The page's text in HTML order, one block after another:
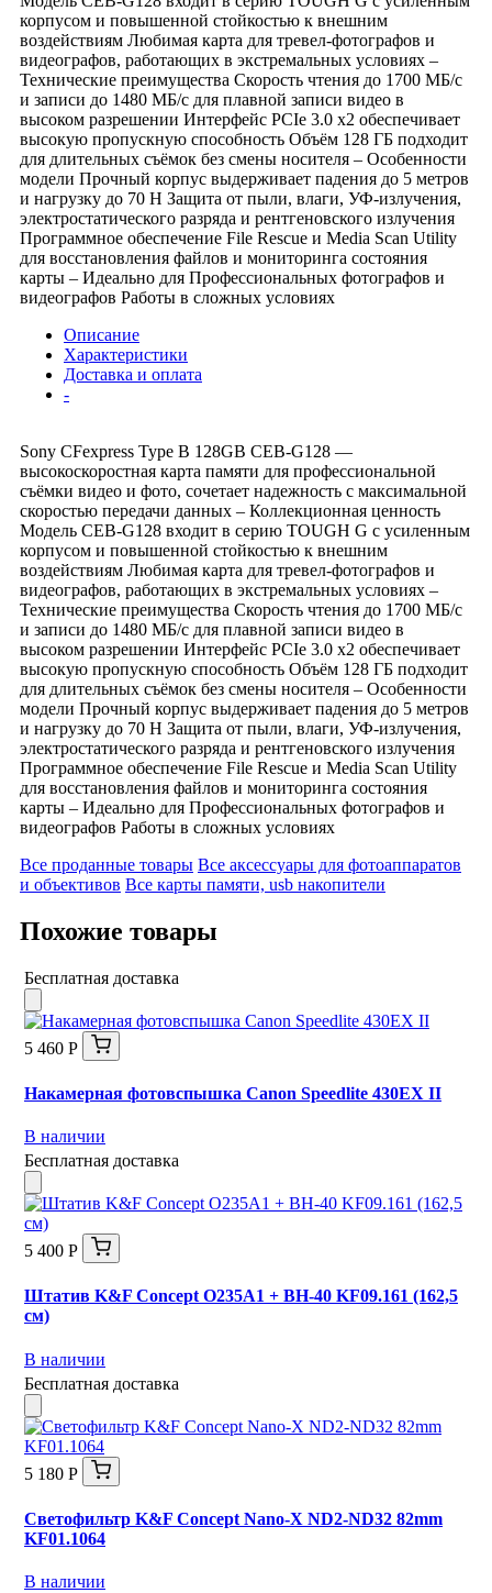
корпусом и повышенной стойкостью к внешним
воздействиям Любимая карта для тревел-фотографов и
видеографов, работающих в экстремальных условиях –
Технические преимущества Скорость чтения до 1700 МБ/с
и записи до 1480 МБ/с для плавной записи видео в
высоком разрешении Интерфейс PCIe 3.0 x2 обеспечивает
высокую пропускную способность Объём 128 ГБ подходит
для длительных съёмок без смены носителя – Особенности
модели Прочный корпус выдерживает падения до 5 метров
и нагрузку до 70 Н Защита от пыли, влаги, УФ-излучения,
электростатического разряда и рентгеновского излучения
Программное обеспечение File Rescue и Media Scan Utility
для восстановления файлов и мониторинга состояния
карты – Идеально для Профессиональных фотографов и
видеографов Работы в сложных условиях
Описание
Характеристики
Доставка и оплата
-
Sony CFexpress Type B 128GB CEB-G128 —
высокоскоростная карта памяти для профессиональной
съёмки видео и фото, сочетает надежность с максимальной
скоростью передачи данных – Коллекционная ценность
Модель CEB-G128 входит в серию TOUGH G с усиленным
корпусом и повышенной стойкостью к внешним
воздействиям Любимая карта для тревел-фотографов и
видеографов, работающих в экстремальных условиях –
Технические преимущества Скорость чтения до 1700 МБ/с
и записи до 1480 МБ/с для плавной записи видео в
высоком разрешении Интерфейс PCIe 3.0 x2 обеспечивает
высокую пропускную способность Объём 128 ГБ подходит
для длительных съёмок без смены носителя – Особенности
модели Прочный корпус выдерживает падения до 5 метров
и нагрузку до 70 Н Защита от пыли, влаги, УФ-излучения,
электростатического разряда и рентгеновского излучения
Программное обеспечение File Rescue и Media Scan Utility
для восстановления файлов и мониторинга состояния
карты – Идеально для Профессиональных фотографов и
видеографов Работы в сложных условиях
Все проданные товары Все аксессуары для фотоаппаратов
и объективов Все карты памяти, usb накопители
Похожие товары
Бесплатная доставка
5 460 Р
Накамерная фотовспышка Canon Speedlite 430EX II
В наличии
Бесплатная доставка
5 400 Р
Штатив K&F Concept O235A1 + BH-40 KF09.161 (162,5
см)
В наличии
Бесплатная доставка
5 180 Р
Светофильтр K&F Concept Nano-X ND2-ND32 82mm
KF01.1064
В наличии